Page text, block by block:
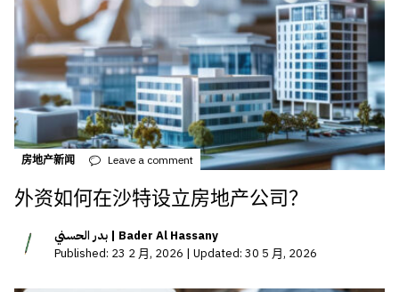
房地产新闻 Leave a comment
外资如何在沙特设立房地产公司？
بدر الحسني | Bader Al Hassany
Published: 23 2 月, 2026 | Updated: 30 5 月, 2026